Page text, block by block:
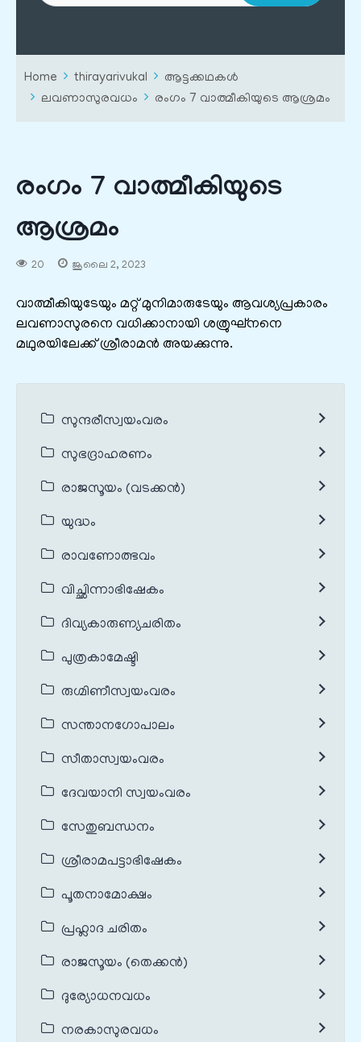
Home thirayarivukal
ആട്ടക്കഥകൾ
ലവണാസുരവധം
രംഗം 7 വാത്മീകിയുടെ ആശ്രമം
രംഗം 7 വാത്മീകിയുടെ
ആശ്രമം
20 ജൂലൈ 2, 2023
വാത്മീകിയുടേയും മറ്റ് മുനിമാരുടേയും ആവശ്യപ്രകാരം
ലവണാസുരനെ വധിക്കാനായി ശത്രുഘ്നനെ
മഥുരയിലേക്ക് ശ്രീരാമൻ അയക്കുന്നു.
സുന്ദരീസ്വയംവരം
സുഭദ്രാഹരണം
രാജസൂയം (വടക്കൻ)
യുദ്ധം
രാവണോത്ഭവം
വിച്ഛിന്നാഭിഷേകം
ദിവ്യകാരുണ്യചരിതം
പുത്രകാമേഷ്ടി
രുഗ്മിണീസ്വയംവരം
സന്താനഗോപാലം
സീതാസ്വയംവരം
ദേവയാനി സ്വയംവരം
സേതുബന്ധനം
ശ്രീരാമപട്ടാഭിഷേകം
പൂതനാമോക്ഷം
പ്രഹ്ലാദ ചരിതം
രാജസൂയം (തെക്കൻ)
ദുര്യോധനവധം
നരകാസുരവധം